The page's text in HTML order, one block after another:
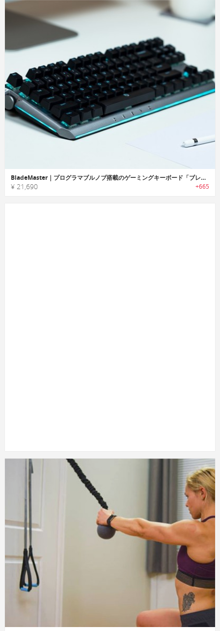
BladeMaster｜プログラマブルノブ搭載のゲーミングキーボード「ブレードマスター」
¥ 21,690 +665